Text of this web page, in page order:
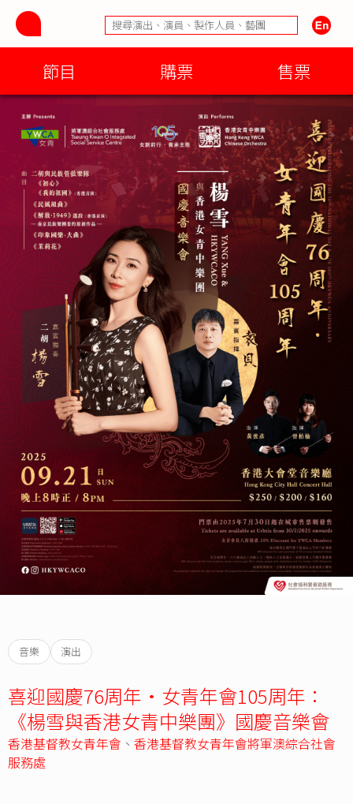
節目 購票 售票
音樂 演出
喜迎國慶76周年•女青年會105周年：
《楊雪與香港女青中樂團》國慶音樂會
香港基督教女青年會 、 香港基督教女青年會將軍澳綜合社會
服務處